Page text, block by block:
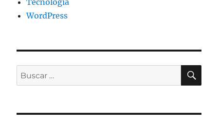
Tecnología
WordPress
Buscar
por: